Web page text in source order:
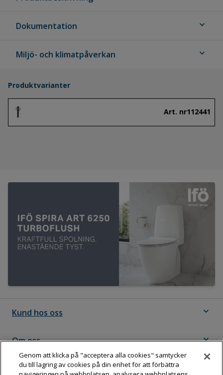
Dokumentation expand_more
Miljö- och klimatpåverkan expand_more
Produktvarianter
Art. nr112441
Kund hos oss expand_more
Om oss expand_more
Följ Dahl
Genom att klicka på "acceptera alla cookies" samtycker
du till lagring av cookies på din enhet för att förbättra